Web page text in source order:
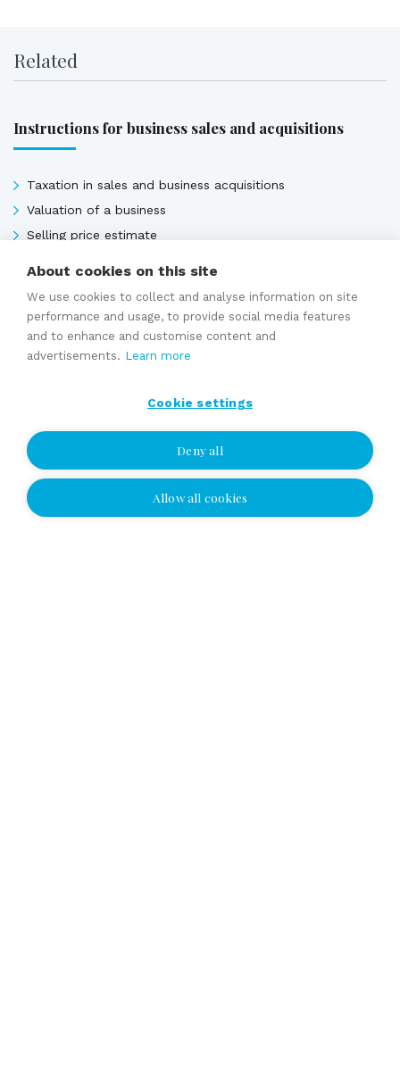
Related
Instructions for business sales and acquisitions
Taxation in sales and business acquisitions
Valuation of a business
Selling price estimate
Instructions for selling and buying
Expert services
Succession and family business services
Valuation
Selling price estimateI wish to be contacted
About cookies on this site
We use cookies to collect and analyse information on site
performance and usage, to provide social media features
and to enhance and customise content and
advertisements. Learn more
Cookie settings
Deny all
Allow all cookies